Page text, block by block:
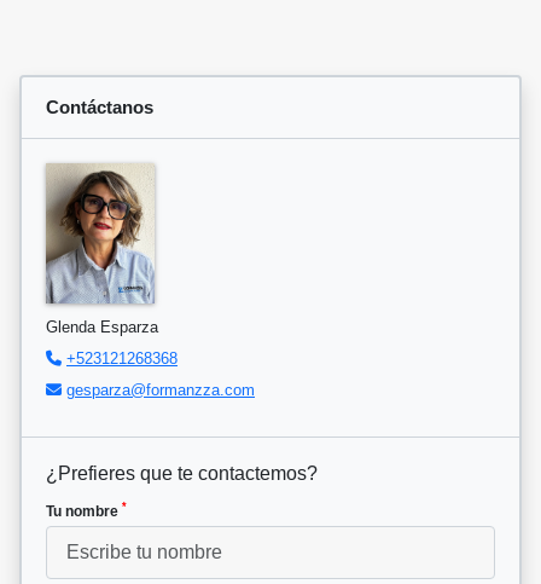
Contáctanos
Glenda Esparza
+523121268368
gesparza@formanzza.com
¿Prefieres que te contactemos?
Tu nombre *